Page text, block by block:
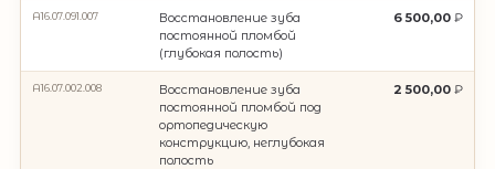
A16.07.091.007
Восстановление зуба
постоянной пломбой
(глубокая полость)
6 500,00
A16.07.002.008
Восстановление зуба
постоянной пломбой под
ортопедическую
конструкцию, неглубокая
полость
2 500,00